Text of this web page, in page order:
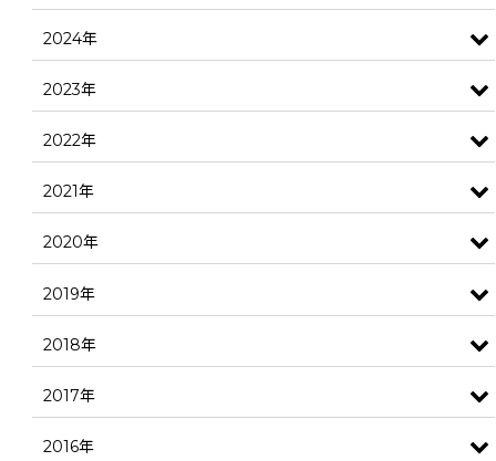
2024年
2023年
2022年
2021年
2020年
2019年
2018年
2017年
2016年